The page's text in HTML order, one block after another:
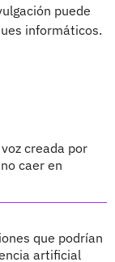
puede
informáticos.
creada por
caer en
que podrían
artificial